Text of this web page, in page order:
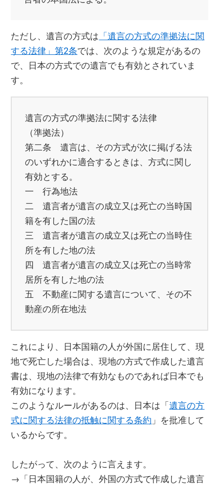
ただし、遺言の方式は 「遺言の方式の準拠法に関
する法律」第2条では、次のような規定があるの
で、日本の方式での遺言でも有効とされていま
す。
遺言の方式の準拠法に関する法律
（準拠法）
第二条 遺言は、その方式が次に掲げる法
のいずれかに適合するときは、方式に関し
有効とする。
一 行為地法
二 遺言者が遺言の成立又は死亡の当時国
籍を有した国の法
三 遺言者が遺言の成立又は死亡の当時住
所を有した地の法
四 遺言者が遺言の成立又は死亡の当時常
居所を有した地の法
五 不動産に関する遺言について、その不
動産の所在地法
これにより、日本国籍の人が外国に居住して、現
地で死亡した場合は、現地の方式で作成した遺言
書は、現地の法律で有効なものであれば日本でも
有効になります。
このようなルールがあるのは、日本は「遺言の方
式に関する法律の抵触に関する条約 」を批准して
いるからです。
したがって、次のように言えます。
→「日本国籍の人が、外国の方式で作成した遺言